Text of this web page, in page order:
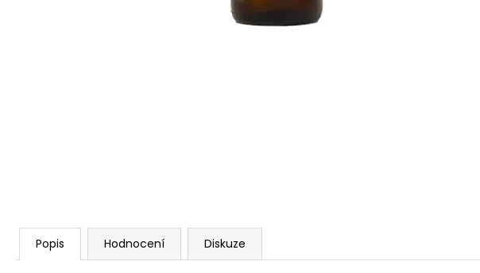
Popis Hodnocení Diskuze